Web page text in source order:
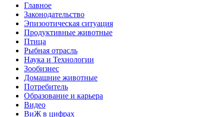
Главное
Законодательство
Эпизоотическая ситуация
Продуктивные животные
Птица
Рыбная отрасль
Наука и Технологии
Зообизнес
Домашние животные
Потребитель
Образование и карьера
Видео
ВиЖ в цифрах